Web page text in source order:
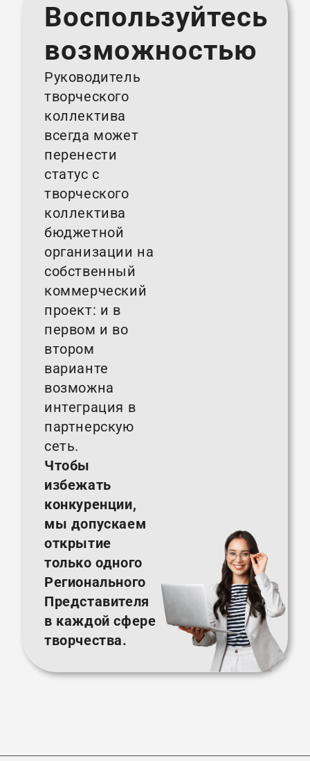
Воспользуйтесь
возможностью
Руководитель
творческого
коллектива
всегда может
перенести
статус с
творческого
коллектива
бюджетной
организации на
собственный
коммерческий
проект: и в
первом и во
втором
варианте
возможна
интеграция в
партнерскую
сеть.
Чтобы
избежать
конкуренции,
мы допускаем
открытие
только одного
Регионального
Представителя
в каждой сфере
творчества.